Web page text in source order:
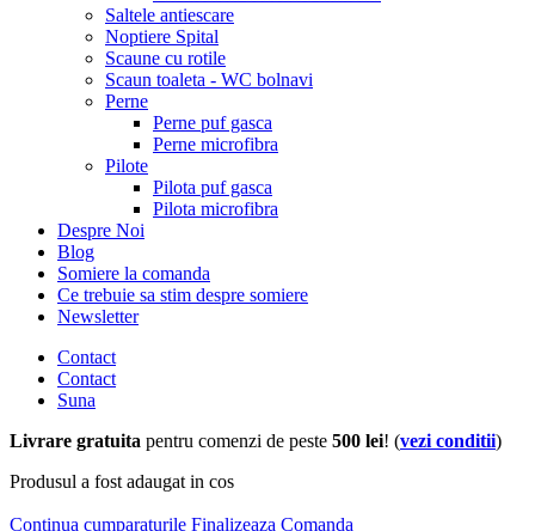
Saltele antiescare
Noptiere Spital
Scaune cu rotile
Scaun toaleta - WC bolnavi
Perne
Perne puf gasca
Perne microfibra
Pilote
Pilota puf gasca
Pilota microfibra
Despre Noi
Blog
Somiere la comanda
Ce trebuie sa stim despre somiere
Newsletter
Contact
Contact
Suna
Livrare gratuita pentru comenzi de peste 500 lei! (vezi conditii)
Produsul a fost adaugat in cos
Continua cumparaturile Finalizeaza Comanda